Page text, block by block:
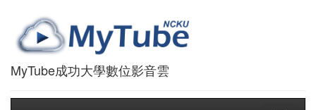
MyTube成功大學數位影音雲